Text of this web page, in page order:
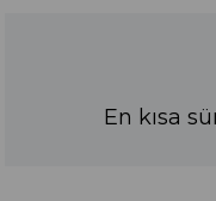
En kısa